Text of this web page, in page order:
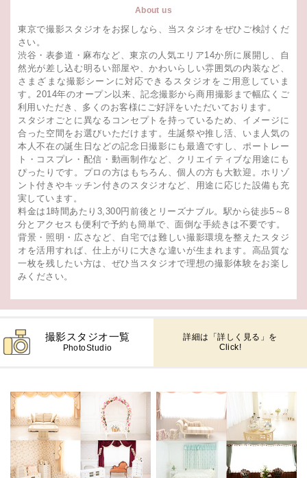
About us
東京で撮影スタジオをお探しなら、当スタジオをぜひご検討くだ
さい。
渋谷・表参道・麻布など、東京の人気エリア14か所に展開し、自
然光が差し込む明るい部屋や、かわいらしい雰囲気の内装など、
さまざまな撮影シーンに対応できるスタジオをご用意していま
す。2014年のオープン以来、記念撮影から商用撮影まで幅広くご
利用いただき、多くのお客様にご好評をいただいております。
スタジオごとに異なるコンセプトを持っているため、イメージに
合った空間をお選びいただけます。生誕祭や推し活、いま人気の
本人不在の誕生日などの記念日撮影にも最適ですし、ポートレー
ト・コスプレ・配信・動画制作など、クリエイティブな用途にも
ぴったりです。プロの方はもちろん、個人の方も大歓迎。ホリゾ
ント付きやキッチン付きのスタジオなど、用途に応じた設備も充
実しています。
料金は1時間あたり3,300円前後とリーズナブル。駅から徒歩5～8
分とアクセスも便利で予約も簡単で、面倒な手続きは不要です。
背景・照明・広さなど、自宅では難しい撮影環境を整えたスタジ
オを活用すれば、仕上がりに大きな違いが生まれます。高品質な
一枚を残したい方は、ぜひ当スタジオで理想の撮影体験をお楽し
みください。
撮影スタジオ一覧
PhotoStudio
詳細は「詳しく見る」を
Click!